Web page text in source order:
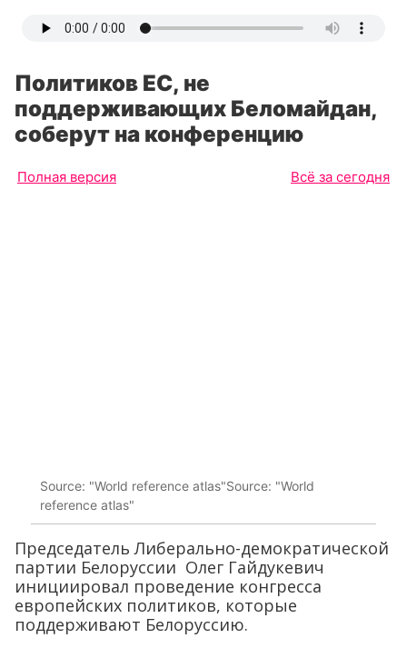
Политиков ЕС, не
поддерживающих Беломайдан,
соберут на конференцию
Полная версия Всё за сегодня
Source: "World reference atlas"Source: "World
reference atlas"
Председатель Либерально-демократической
партии Белоруссии Олег Гайдукевич
инициировал проведение конгресса
европейских политиков, которые
поддерживают Белоруссию.